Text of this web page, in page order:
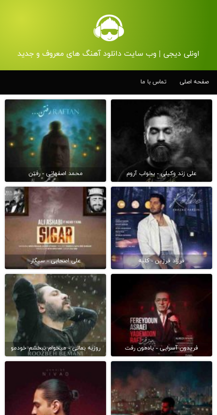
اونلی دیجی | وب سایت دانلود آهنگ های معروف و جدید
صفحه اصلی تماس با ما
علی زند وکیلی - بخواب آروم محمد اصفهانی - رفتن
فرزاد فرزین - کلبه علی اصحابی - سیگار
فریدون آسرایی - یادمون رفت روزبه بمانی - میخوام ببخشم خودمو